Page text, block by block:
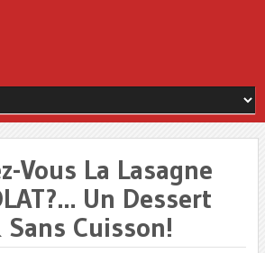
Vous La Lasagne
Un Dessert
Cuisson!